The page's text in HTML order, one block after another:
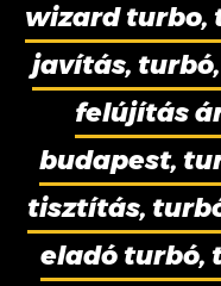
wizard turbo,
javítás,
felújítás
budapest,
tisztítás,
eladó turbó,